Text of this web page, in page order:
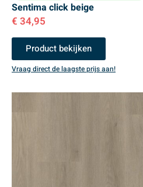
Sentima click beige
€ 34,95
Product bekijken
Vraag direct de laagste prijs aan!